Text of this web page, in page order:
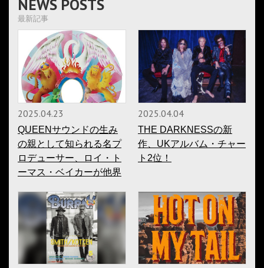
NEWS POSTS
最新記事
2025.04.23
QUEENサウンドの生み
の親として知られる名プ
ロデューサー、ロイ・ト
ーマス・ベイカーが他界
2025.04.04
THE DARKNESSの新
作、UKアルバム・チャー
ト2位！